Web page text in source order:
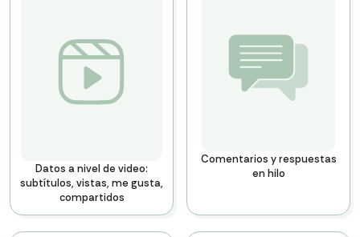
Datos a nivel de video:
subtítulos, vistas, me gusta,
compartidos
Comentarios y respuestas
en hilo